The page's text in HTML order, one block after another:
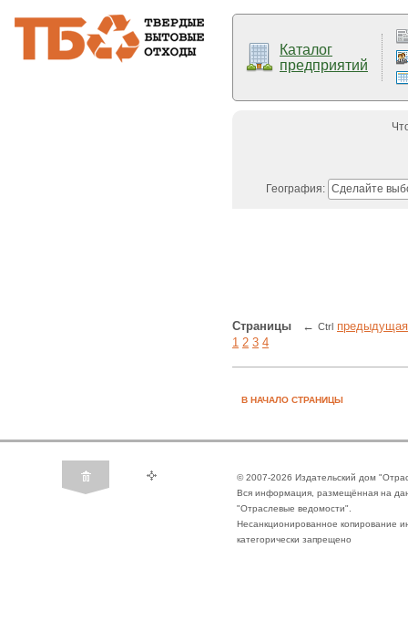
Каталог
предприятий
География: Сделайте
Страницы ← Ctrl предыдущая
1 2 3 4
В НАЧАЛО СТРАНИЦЫ
© 2007-2026 Издательский дом
Вся информация, размещённая на
"Отраслевые ведомости".
Несанкционированное копирование
категорически запрещено